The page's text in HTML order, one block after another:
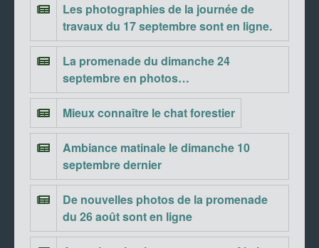
Les photographies de la journée de
travaux du 17 septembre sont en ligne.
La promenade du dimanche 24
septembre en photos…
Mieux connaître le chat forestier
Ambiance matinale le dimanche 10
septembre dernier
De nouvelles photos de la promenade
du 26 août sont en ligne